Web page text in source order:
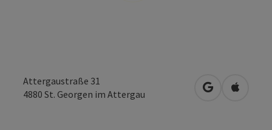
Attergaustraße 31
4880 St. Georgen im Attergau in Google
in